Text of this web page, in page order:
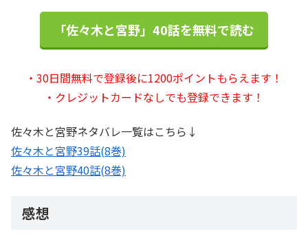
「佐々木と宮野」40話を無料で読む
・30日間無料で登録後に1200ポイントもらえます！
・クレジットカードなしでも登録できます！
佐々木と宮野ネタバレ一覧はこちら↓
佐々木と宮野39話(8巻)
佐々木と宮野40話(8巻)
感想